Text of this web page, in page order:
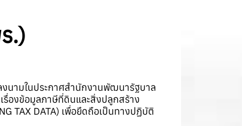
.)
นามในประกาศสำนักงานพัฒนารัฐบาล
องข้อมูลภาษีที่ดินและสิ่งปลูกสร้าง
TAX DATA) เพื่อยึดถือเป็นทางปฏิบัติ